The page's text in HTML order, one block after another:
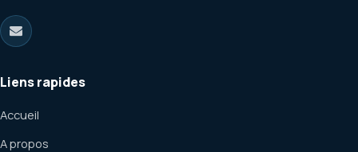
Liens rapides
Accueil
A propos